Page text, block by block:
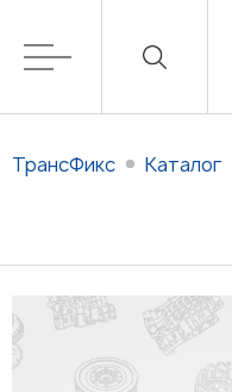
ТрансФикс Каталог